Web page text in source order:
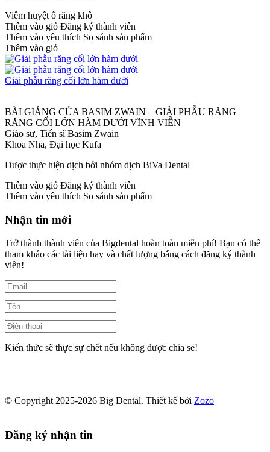
Viêm huyệt ổ răng khô
Thêm vào giỏ Đăng ký thành viên
Thêm vào yêu thích So sánh sản phẩm
Thêm vào giỏ
Giải phẫu răng cối lớn hàm dưới
BÀI GIẢNG CỦA BASIM ZWAIN – GIẢI PHẪU RĂNG
RĂNG CỐI LỚN HÀM DƯỚI VĨNH VIỄN
Giáo sư, Tiến sĩ Basim Zwain
Khoa Nha, Đại học Kufa
Được thực hiện dịch bởi nhóm dịch BiVa Dental
Thêm vào giỏ Đăng ký thành viên
Thêm vào yêu thích So sánh sản phẩm
Nhận tin mới
Trở thành thành viên của Bigdental hoàn toàn miễn phí! Bạn có thể
tham khảo các tài liệu hay và chất lượng bằng cách đăng ký thành
viên!
Kiến thức sẽ thực sự chết nếu không được chia sẻ!
© Copyright 2025-2026 Big Dental. Thiết kế bởi Zozo
Đăng ký nhận tin